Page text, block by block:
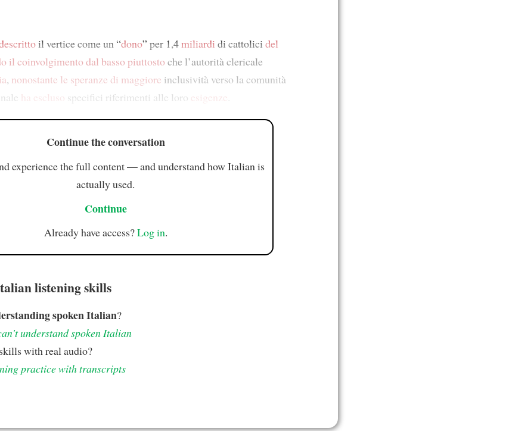
il vertice come un “dono” per 1,4miliardi di cattolici del
il coinvolgimento dal basso piuttostoche l’autorità clericale
, nonostante le speranze di maggiore inclusività verso la comunità
ha escluso specifici riferimenti alle loro esigenze
Continue the conversation
experience the full content — and understand how Italian is
actually used.
Continue
Already have access?Log in.
listening skills
spoken Italian?
understand spoken Italian
with real audio?
practice with transcripts